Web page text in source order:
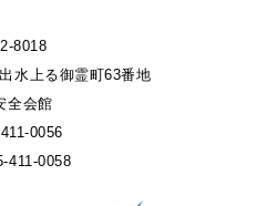
8018
水上る御霊町63番地
全会館
0056
411-0058